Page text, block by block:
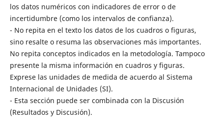
los datos numéricos con indicadores de error o de
incertidumbre (como los intervalos de confianza).
- No repita en el texto los datos de los cuadros o figuras,
sino resalte o resuma las observaciones más importantes.
No repita conceptos indicados en la metodología. Tampoco
presente la misma información en cuadros y figuras.
Exprese las unidades de medida de acuerdo al Sistema
Internacional de Unidades (SI).
- Esta sección puede ser combinada con la Discusión
(Resultados y Discusión).